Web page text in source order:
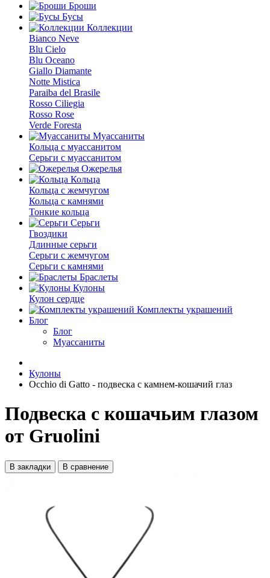
Броши
Бусы
Коллекции
Bianco Neve
Blu Cielo
Blu Oceano
Giallo Diamante
Notte Mistica
Paraiba del Brasile
Rosso Ciliegia
Rosso Rose
Verde Foresta
Муассаниты
Кольца c муассанитом
Серьги c муассанитом
Ожерелья
Кольца
Кольца с жемчугом
Кольца с камнями
Тонкие кольца
Серьги
Гвоздики
Длинные серьги
Серьги с жемчугом
Серьги с камнями
Браслеты
Кулоны
Кулон сердце
Комплекты украшений
Блог
Блог
Муассаниты
Кулоны
Occhio di Gatto - подвеска с камнем-кошачий глаз
Подвеска с кошачьим глазом
от Gruolini
В закладки В сравнение